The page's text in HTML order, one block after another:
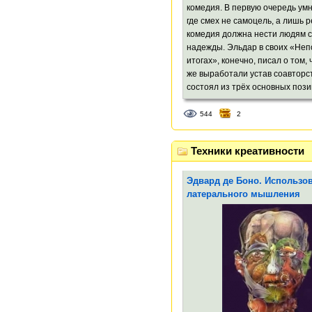
чтения.
комедия. В первую очередь
где смех не самоцель, а лишь
комедия должна нести людям
надежды. Эльдар в своих
итогах», конечно, писал о том,
же выработали устав
состоял из трёх основных
544 2
Техники креативности
Эдвард де Боно.
латерального мышления